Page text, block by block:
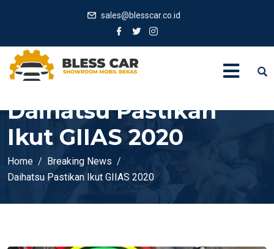
sales@blesscar.co.id
Daihatsu Pastikan
Ikut GIIAS 2020
Home
Breaking News
Daihatsu Pastikan Ikut GIIAS 2020